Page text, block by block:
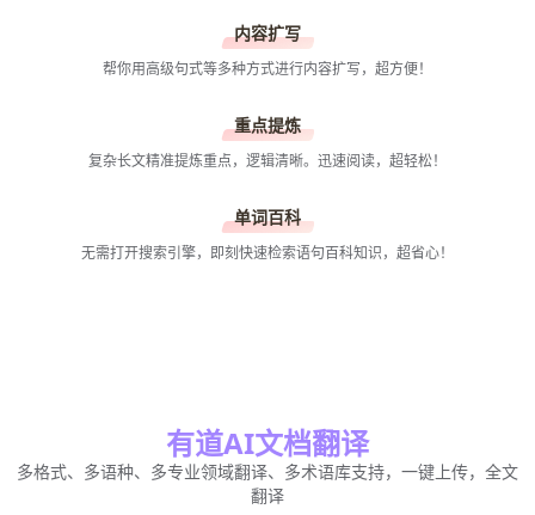
内容扩写
帮你用高级句式等多种方式进行内容扩写，超方便！
重点提炼
复杂长文精准提炼重点，逻辑清晰。迅速阅读，超轻松！
单词百科
无需打开搜索引擎，即刻快速检索语句百科知识，超省心！
有道AI文档翻译
多格式、多语种、多专业领域翻译、多术语库支持，一键上传，全文
翻译